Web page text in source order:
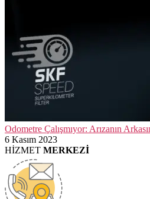
Odometre Çalışmıyor: Arızanın
6 Kasım 2023
HİZMET MERKEZİ